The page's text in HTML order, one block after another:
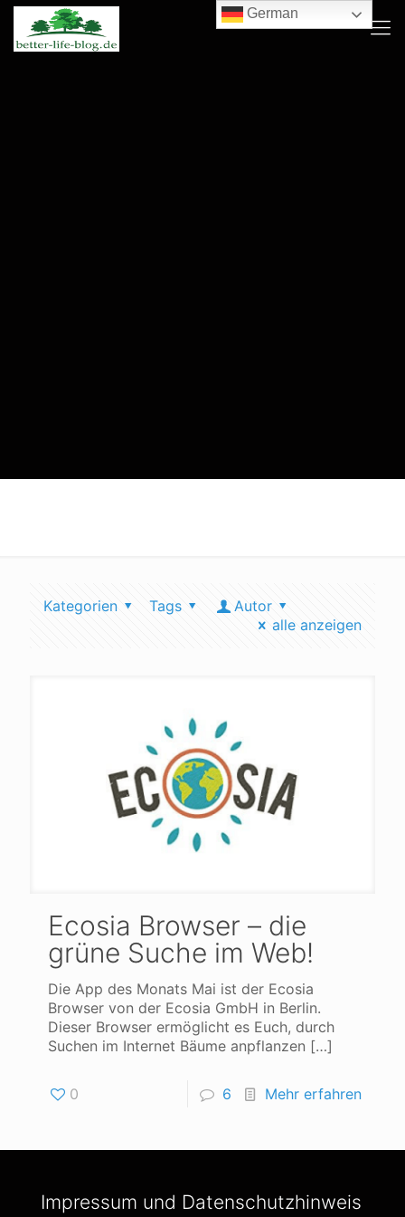
Kategorien Tags
Autor
alle anzeigen
Ecosia Browser – die
grüne Suche im Web!
Die App des Monats Mai ist der Ecosia
Browser von der Ecosia GmbH in Berlin.
Dieser Browser ermöglicht es Euch, durch
Suchen im Internet Bäume anpflanzen […]
0 6 Mehr erfahren
Impressum und Datenschutzhinweis
German